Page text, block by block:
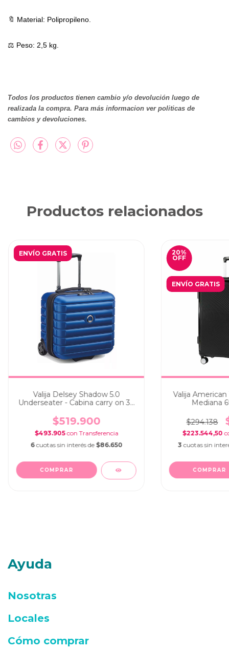
🔖 Material: Polipropileno.
⚖️ Peso: 2,5 kg.
Todos los productos tienen cambio y/o devolución luego de
realizada la compra. Para más informacion ver politicas de
cambios y devoluciones.
Productos relacionados
ENVÍO GRATIS
Valija Delsey Shadow 5.0
Underseater - Cabina carry on 32
$519.900
$493.905con
6 cuotas sin interés de $86.650
20%
OFF
ENVÍO GRATIS
Valija
Mediana
$294.138
$223.544,50
3 cuotas sin
Ayuda
Nosotras
Locales
Cómo comprar